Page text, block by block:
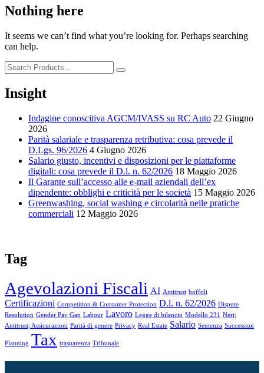
Nothing here
It seems we can’t find what you’re looking for. Perhaps searching
can help.
Insight
Indagine conoscitiva AGCM/IVASS su RC Auto 22 Giugno
2026
Parità salariale e trasparenza retributiva: cosa prevede il
D.Lgs. 96/2026 4 Giugno 2026
Salario giusto, incentivi e disposizioni per le piattaforme
digitali: cosa prevede il D.l. n. 62/2026 18 Maggio 2026
Il Garante sull’accesso alle e-mail aziendali dell’ex
dipendente: obblighi e criticità per le società 15 Maggio 2026
Greenwashing, social washing e circolarità nelle pratiche
commerciali 12 Maggio 2026
Tag
Agevolazioni Fiscali AI Antitrust boffoli
Certificazioni Competition & Consumer Protection D.l. n. 62/2026 Dispute
Resolution Gender Pay Gap Labour Lavoro Legge di bilancio Modello 231
Neri;
Antitrust; Assicurazioni Parità di genere Privacy Real Estate Salario Sentenza Succession
Planning Tax trasparenza Tribunale